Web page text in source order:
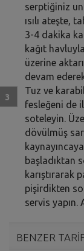
serptiğiniz
ısılı ateşte,
3-4 dakika
kağıt
üzerine
devam
Tuz ve
fesleğeni de
soteleyin.
dövülmüş
başladıktan
karıştırarak
pişirdikten
servis yapın.
BENZER